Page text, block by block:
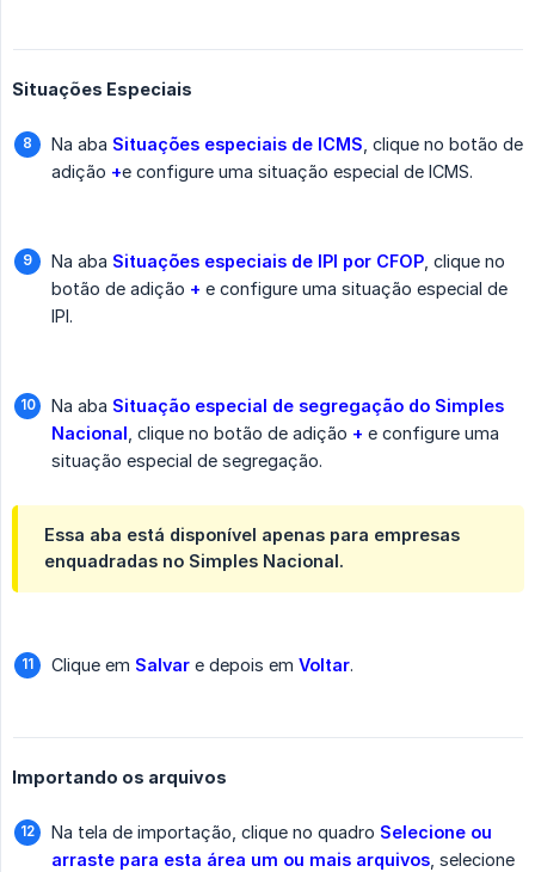
Situações Especiais
Na aba Situações especiais de ICMS , clique no botão de
adição +e configure uma situação especial de ICMS.
Na aba Situações especiais de IPI por CFOP , clique no
botão de adição + e configure uma situação especial de
IPI.
Na aba Situação especial de segregação do Simples
Nacional , clique no botão de adição + e configure uma
situação especial de segregação.
Essa aba está disponível apenas para empresas
enquadradas no Simples Nacional.
Clique em Salvar e depois em Voltar.
Importando os arquivos
Na tela de importação, clique no quadro Selecione ou
arraste para esta área um ou mais arquivos , selecione